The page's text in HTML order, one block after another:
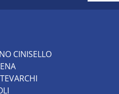
CINISELLO